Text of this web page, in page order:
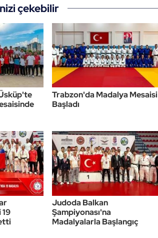
çekebilir
Trabzon'da Madalya Mesaisi
Başladı
Judoda Balkan
Şampiyonası'na
Madalyalarla Başlangıç